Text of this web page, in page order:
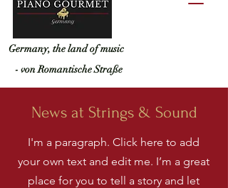
Germany, the land of music
- von Romantische Straße
News at Strings & Sound
I'm a paragraph. Click here to add
your own text and edit me. I’m a great
place for you to tell a story and let